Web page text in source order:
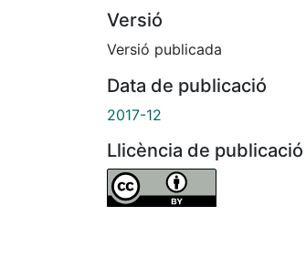
Versió
Versió publicada
Data de publicació
2017-12
Llicència de publicació